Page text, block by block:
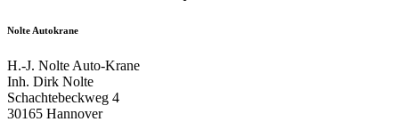
Nolte Autokrane
H.-J. Nolte Auto-Krane
Inh. Dirk Nolte
Schachtebeckweg 4
30165 Hannover